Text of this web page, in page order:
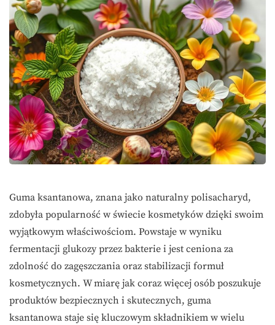
Guma ksantanowa, znana jako naturalny polisacharyd,
zdobyła popularność w świecie kosmetyków dzięki swoim
wyjątkowym właściwościom. Powstaje w wyniku
fermentacji glukozy przez bakterie i jest ceniona za
zdolność do zagęszczania oraz stabilizacji formuł
kosmetycznych. W miarę jak coraz więcej osób poszukuje
produktów bezpiecznych i skutecznych, guma
ksantanowa staje się kluczowym składnikiem w wielu